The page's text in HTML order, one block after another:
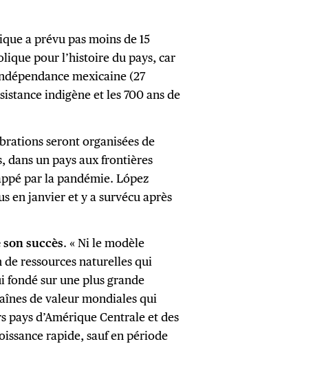
a prévu pas moins de 15
pour l’histoire du pays, car
mexicaine (27
indigène et les 700 ans de
seront organisées de
dans un pays aux frontières
par la pandémie. López
en janvier et y a survécu après
succès. « Ni le modèle
ressources naturelles qui
fondé sur une plus grande
de valeur mondiales qui
d’Amérique Centrale et des
rapide, sauf en période